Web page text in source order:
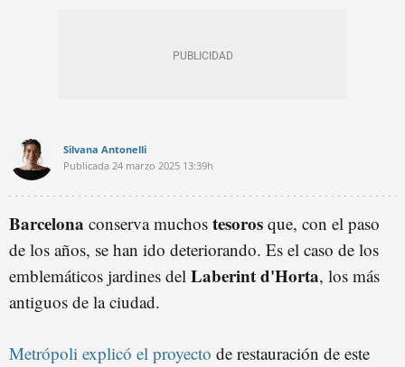
Silvana Antonelli
Publicada 24 marzo 2025 13:39h
Barcelona conserva muchos tesoros que, con el paso
de los años, se han ido deteriorando. Es el caso de los
emblemáticos jardines del Laberint d'Horta, los más
antiguos de la ciudad.
Metrópoli explicó el proyecto de restauración de este